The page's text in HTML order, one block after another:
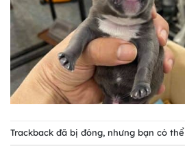
Trackback đã bị đóng, nhưng bạn có thể